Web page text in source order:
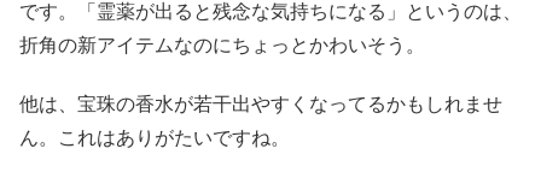
です。「霊薬が出ると残念な気持ちになる」というのは、
折角の新アイテムなのにちょっとかわいそう。
他は、宝珠の香水が若干出やすくなってるかもしれませ
ん。これはありがたいですね。